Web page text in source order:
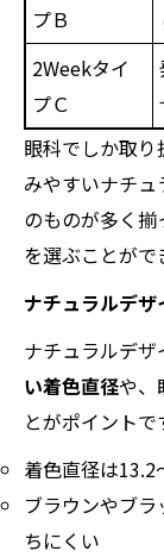
プＢ
2Weekタイ
プＣ
眼科でしか取
みやすいナチ
のものが多く揃
を選ぶことがで
ナチュラルデ
ナチュラルデザ
い着色直径や、
とがポイントで
着色直径は
ブラウンやブ
ちにくい